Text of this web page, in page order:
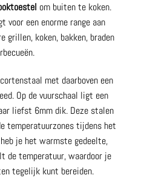
om buiten te koken.
voor een enorme range aan
grillen, koken, bakken, braden
met daarboven een
Op de vuurschaal ligt een
liefst 6mm dik. Deze stalen
temperatuurzones tijdens het
je het warmste gedeelte,
de temperatuur, waardoor je
tegelijk kunt bereiden.